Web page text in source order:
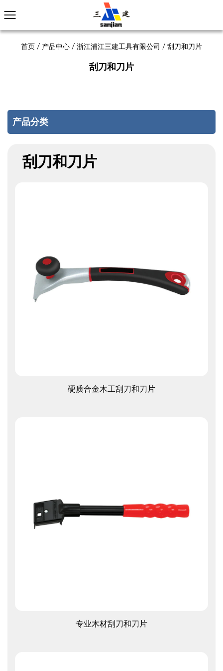
首页 / 产品中心 / 浙江浦江三建工具有限公司 / 刮刀和刀片
刮刀和刀片
产品分类
刮刀和刀片
查看更多
硬质合金木工刮刀和刀片
查看更多
专业木材刮刀和刀片